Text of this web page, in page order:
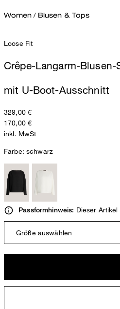
Women / Blusen & Tops
Loose Fit
Crêpe-Langarm-
mit U-Boot-Ausschnitt
329,00 €
170,00 €
inkl. MwSt
Farbe: schwarz
Passformhinweis: Dieser
Größe auswählen